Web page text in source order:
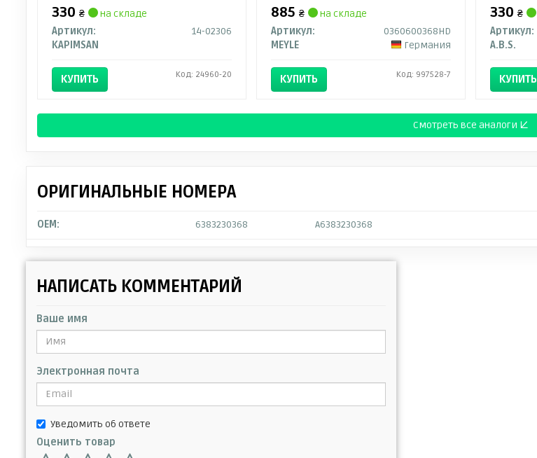
330 ₴
на складе
Артикул:
14-02306
KAPIMSAN
КУПИТЬ Код: 24960-20
885 ₴
на складе
Артикул:
0360600368HD
MEYLE
Германия
КУПИТЬ Код: 997528-7
330 ₴
Артикул:
A.B.S.
КУПИТЬ
Смотреть все аналоги ↓
ОРИГИНАЛЬНЫЕ НОМЕРА
OEM: 6383230368 A6383230368
НАПИСАТЬ КОММЕНТАРИЙ
Ваше имя
Электронная почта
Уведомить об ответе
Оценить товар